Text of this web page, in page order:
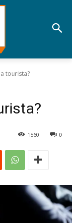
tourista?
0
1560